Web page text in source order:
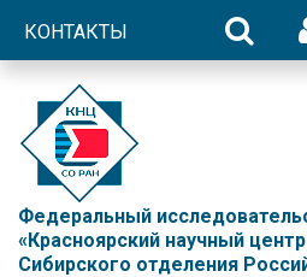
КОНТАКТЫ
Федеральный
«Красноярский научный центр
Сибирского отделения